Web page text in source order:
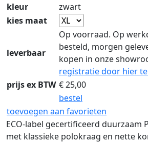
kleur
zwart
kies maat
leverbaar
Op voorraad. Op
besteld, morgen
kopen in onze
registratie door hier
prijs ex BTW €25,00
bestel
toevoegen aan favorieten
ECO-label gecertificeerd duurzaam
met klassieke polokraag en nette